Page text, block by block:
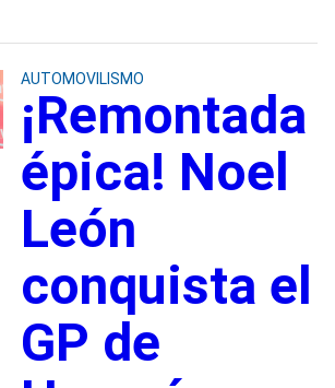
AUTOMOVILISMO
¡Remontada
épica! Noel
León
conquista el
GP de